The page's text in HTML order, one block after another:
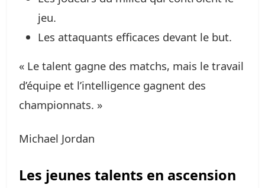
jeu.
Les attaquants efficaces devant le but.
« Le talent gagne des matchs, mais le travail
d’équipe et l’intelligence gagnent des
championnats. »
Michael Jordan
Les jeunes talents en ascension